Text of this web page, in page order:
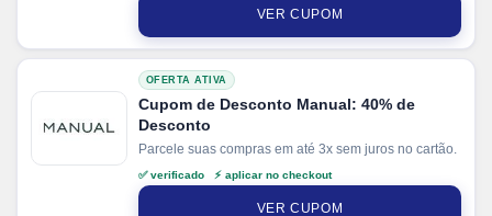
VER CUPOM
OFERTA ATIVA
Cupom de Desconto Manual: 40% de
Desconto
Parcele suas compras em até 3x sem juros no cartão.
✅ verificado ⚡ aplicar no checkout
VER CUPOM